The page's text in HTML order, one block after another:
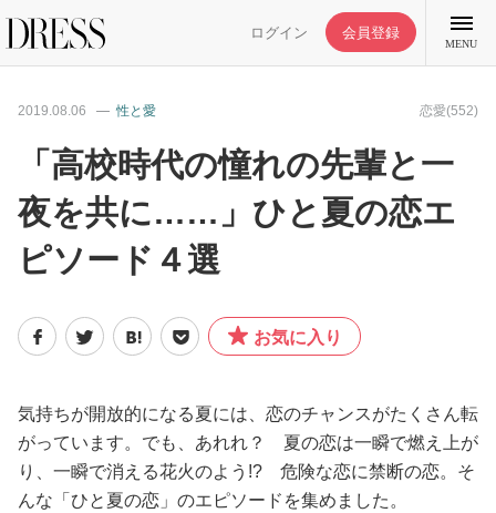
ログイン 会員登録
MENU
特集記事
DRESS部活
ライフスタイル
ファッション
恋愛/結婚/離婚
2019.08.06 性と愛 恋愛(552)
「高校時代の憧れの先輩と一
夜を共に……」ひと夏の恋エ
ピソード４選
お気に入り
気持ちが開放的になる夏には、恋のチャンスがたくさん転
がっています。でも、あれれ？ 夏の恋は一瞬で燃え上が
り、一瞬で消える花火のよう!? 危険な恋に禁断の恋。そ
んな「ひと夏の恋」のエピソードを集めました。